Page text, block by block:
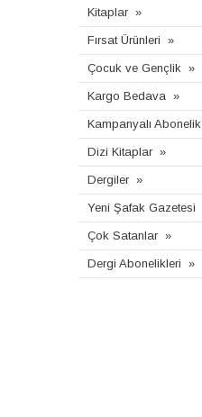
Kitaplar
Fırsat Ürünleri
Çocuk ve Gençlik
Kargo Bedava
Kampanyalı Abonelik
Dizi Kitaplar
Dergiler
Yeni Şafak Gazetesi
Çok Satanlar
Dergi Abonelikleri